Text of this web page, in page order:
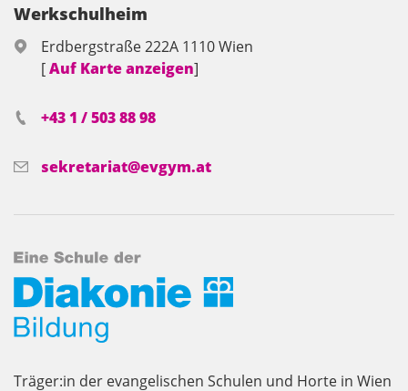
Werkschulheim
Erdbergstraße 222A 1110 Wien
[Auf Karte anzeigen]
+43 1 / 503 88 98
sekretariat@evgym.at
Träger:in der evangelischen Schulen und Horte in Wien